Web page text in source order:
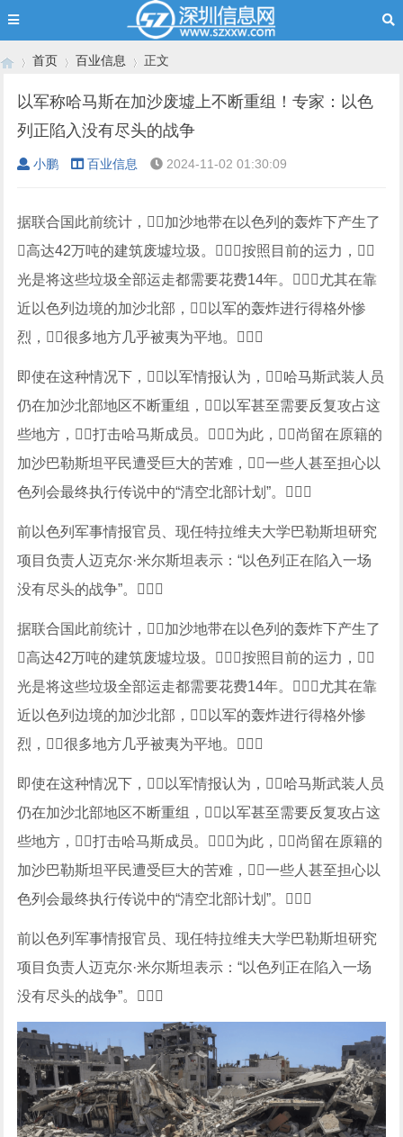
›
首页
›
百业信息
›
正文
以军称哈马斯在加沙废墟上不断重组！专家：以色
列正陷入没有尽头的战争
小鹏 百业信息 2024-11-02 01:30:09
据联合国此前统计，加沙地带在以色列的轰炸下产生了
高达42万吨的建筑废墟垃圾。按照目前的运力，
光是将这些垃圾全部运走都需要花费14年。尤其在靠
近以色列边境的加沙北部，以军的轰炸进行得格外惨
烈，很多地方几乎被夷为平地。
即使在这种情况下，以军情报认为，哈马斯武装人员
仍在加沙北部地区不断重组，以军甚至需要反复攻占这
些地方，打击哈马斯成员。为此，尚留在原籍的
加沙巴勒斯坦平民遭受巨大的苦难，一些人甚至担心以
色列会最终执行传说中的“清空北部计划”。
前以色列军事情报官员、现任特拉维夫大学巴勒斯坦研究
项目负责人迈克尔·米尔斯坦表示：“以色列正在陷入一场
没有尽头的战争”。
据联合国此前统计，加沙地带在以色列的轰炸下产生了
高达42万吨的建筑废墟垃圾。按照目前的运力，
光是将这些垃圾全部运走都需要花费14年。尤其在靠
近以色列边境的加沙北部，以军的轰炸进行得格外惨
烈，很多地方几乎被夷为平地。
即使在这种情况下，以军情报认为，哈马斯武装人员
仍在加沙北部地区不断重组，以军甚至需要反复攻占这
些地方，打击哈马斯成员。为此，尚留在原籍的
加沙巴勒斯坦平民遭受巨大的苦难，一些人甚至担心以
色列会最终执行传说中的“清空北部计划”。
前以色列军事情报官员、现任特拉维夫大学巴勒斯坦研究
项目负责人迈克尔·米尔斯坦表示：“以色列正在陷入一场
没有尽头的战争”。